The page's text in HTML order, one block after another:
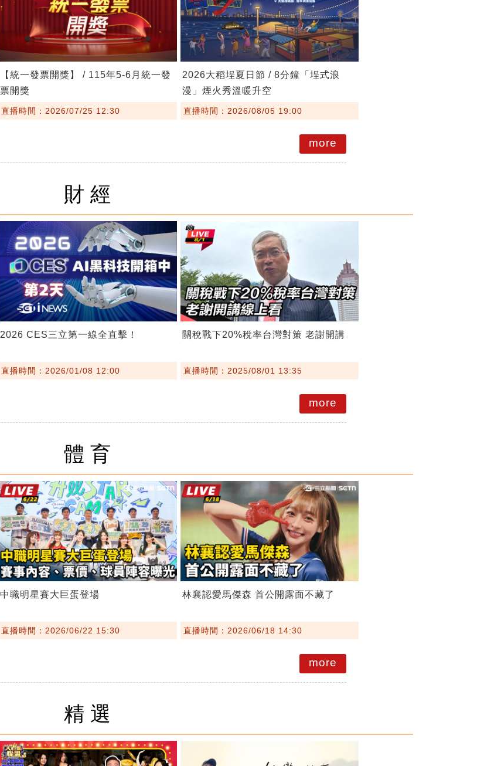
【統一發票開獎】 / 115年5-6月統一發
票開獎
直播時間：2026/07/25 12:30
2026大稻埕夏日節 / 8分鐘「埕式浪
漫」煙火秀溫暖升空
直播時間：2026/08/05 19:00
more
財經
2026 CES三立第一線全直擊！
直播時間：2026/01/08 12:00
關稅戰下20%稅率台灣對策 老謝開講
直播時間：2025/08/01 13:35
more
體育
中職明星賽大巨蛋登場
直播時間：2026/06/22 15:30
林襄認愛馬傑森 首公開露面不藏了
直播時間：2026/06/18 14:30
more
精選